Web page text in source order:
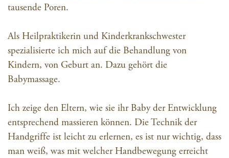
tausende Poren.
Als Heilpraktikerin und Kinderkrankschwester
spezialisierte ich mich auf die Behandlung von
Kindern, von Geburt an. Dazu gehört die
Babymassage.
Ich zeige den Eltern, wie sie ihr Baby der Entwicklung
entsprechend massieren können. Die Technik der
Handgriffe ist leicht zu erlernen, es ist nur wichtig, dass
man weiß, was mit welcher Handbewegung erreicht